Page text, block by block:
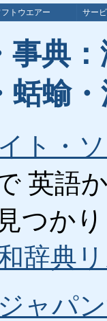
フトウエアー サー
事典
蛞蝓
ト・
英語
つか
辞典
ャパ